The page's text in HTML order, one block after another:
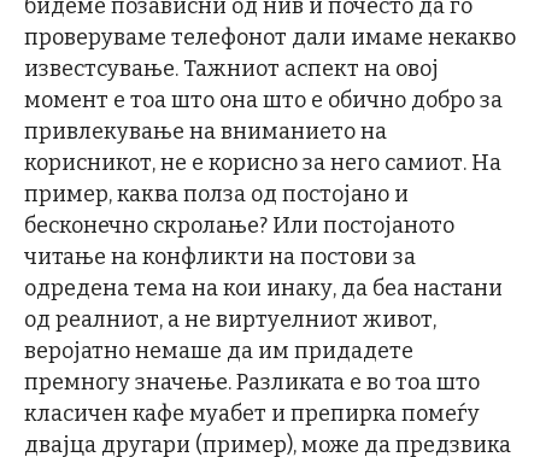
бидеме позависни од нив и почесто да го
проверуваме телефонот дали имаме некакво
известсување. Тажниот аспект на овој
момент е тоа што она што е обично добро за
привлекување на вниманието на
корисникот, не е корисно за него самиот. На
пример, каква полза од постојано и
бесконечно скролање? Или постојаното
читање на конфликти на постови за
одредена тема на кои инаку, да беа настани
од реалниот, а не виртуелниот живот,
веројатно немаше да им придадете
премногу значење. Разликата е во тоа што
класичен кафе муабет и препирка помеѓу
двајца другари (пример), може да предзвика